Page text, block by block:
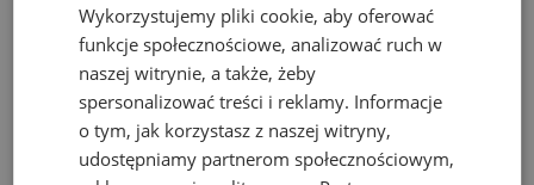
Fat Brain Toys dmuchawa do piłek Air Toobz
489,00 zł
Cena regularna:526,00 zł
Najniższa cena:
469,00 zł
Wykorzystujemy pliki cookie, aby oferować
funkcje społecznościowe, analizować ruch w
naszej witrynie, a także, żeby
spersonalizować treści i reklamy. Informacje
o tym, jak korzystasz z naszej witryny,
udostępniamy partnerom społecznościowym,